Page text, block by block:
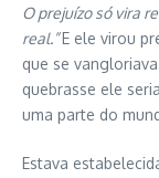
O prejuízo só vira
real.”E ele virou
que se
quebrasse ele
uma parte do
Estava